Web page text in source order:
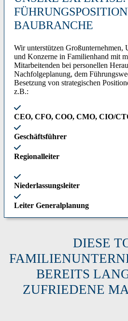
BAUBRANCHE
Wir unterstützen Großunternehmen,
und Konzerne in Familienhand mit
Mitarbeitenden bei personellen
Nachfolgeplanung, dem
Besetzung von strategischen
z.B.:
CEO, CFO, COO, CMO, CIO/
Geschäftsführer
Regionalleiter
Niederlassungsleiter
Leiter Generalplanung
DIESE
BEREITS
ZUFRIEDENE